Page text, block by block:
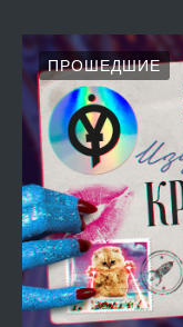
ПРОШЕДШИЕ